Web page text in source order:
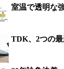
室温で透明な
TDK、2つの